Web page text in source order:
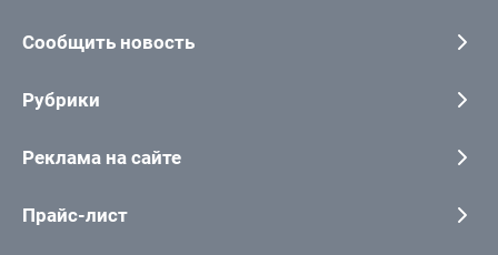
Сообщить новость
Рубрики
Реклама на сайте
Прайс-лист